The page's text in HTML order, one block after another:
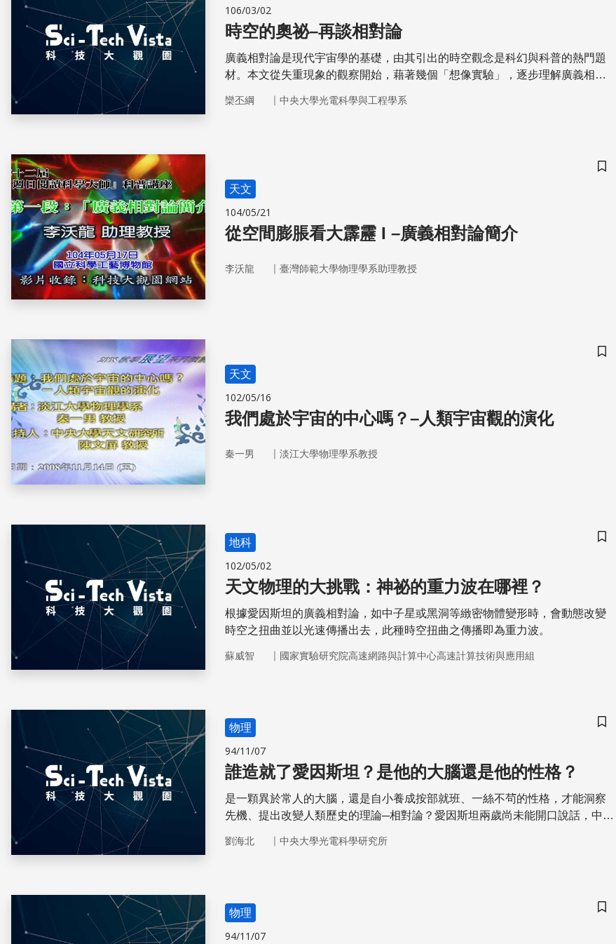
106/03/02
時空的奧祕–再談相對論
廣義相對論是現代宇宙學的基礎，由其引出的時空觀念是科幻與科普的熱門題
材。本文從失重現象的觀察開始，藉著幾個「想像實驗」，逐步理解廣義相對
欒丕綱 ｜ 中央大學光電科學與工程學系
儲
天文
104/05/21
從空間膨脹看大霹靂 I –廣義相對論簡介
李沃龍 ｜ 臺灣師範大學物理學系助理教授
儲
天文
102/05/16
我們處於宇宙的中心嗎？–人類宇宙觀的演化
秦一男 ｜ 淡江大學物理學系教授
儲
地科
102/05/02
天文物理的大挑戰：神祕的重力波在哪裡？
根據愛因斯坦的廣義相對論，如中子星或黑洞等緻密物體變形時，會動態改變
時空之扭曲並以光速傳播出去，此種時空扭曲之傳播即為重力波。
蘇威智 ｜ 國家實驗研究院高速網路與計算中心高速計算技術與應用組
儲
物理
94/11/07
誰造就了愛因斯坦？是他的大腦還是他的性格？
是一顆異於常人的大腦，還是自小養成按部就班、一絲不茍的性格，才能洞察
先機、提出改變人類歷史的理論─相對論？愛因斯坦兩歲尚未能開口說話，中學
意象學習法，學院生時期經常翹課自修導致就業困難。這些不同於多數人的成
劉海北 ｜ 中央大學光電科學研究所
儲
物理
94/11/07